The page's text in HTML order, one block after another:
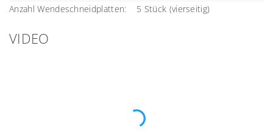
Anzahl Wendeschneidplatten:
5 Stück (vierseitig)
VIDEO